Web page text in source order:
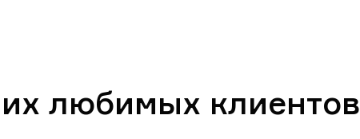
любимых клиентов